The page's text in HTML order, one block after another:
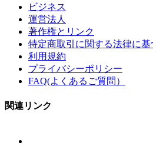
ビジネス
運営法人
著作権とリンク
特定商取引に関する法律に基
利用規約
プライバシーポリシー
FAQ(よくあるご質問）
関連リンク